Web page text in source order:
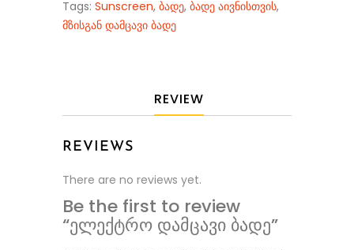
Tags: Sunscreen, ბადე, ბადე აივნისთვის,
მზისგან დამცავი ბადე
REVIEW
REVIEWS
There are no reviews yet.
Be the first to review
“ელექტრო დამცავი ბადე”